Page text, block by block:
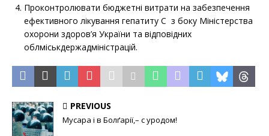
Проконтролювати бюджетні витрати на забезпечення
ефективного лікування гепатиту С з боку Міністерства
охорони здоров’я України та відповідних
облміськдержадміністрацій.
PREVIOUS
Мусара і в Болґарії,– с уродом!